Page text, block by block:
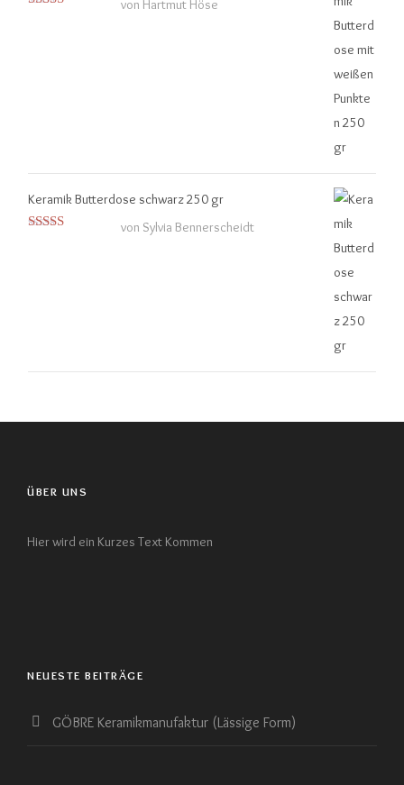
von Hartmut Höse
Keramik Butterdose schwarz 250 gr
von Sylvia Bennerscheidt
ÜBER UNS
Hier wird ein Kurzes Text Kommen
NEUESTE BEITRÄGE
GÖBRE Keramikmanufaktur (Lässige Form)